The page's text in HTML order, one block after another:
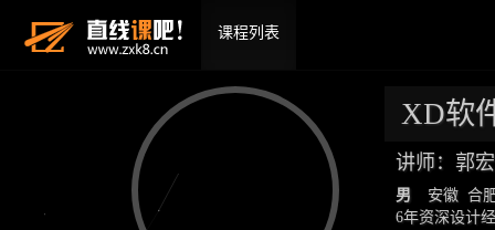
课程列表
XD软
讲师：郭
男
安徽 合
6年资深设计